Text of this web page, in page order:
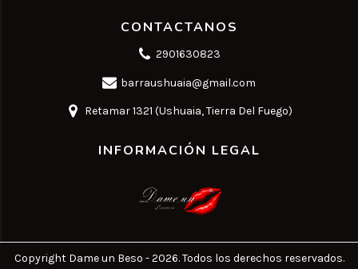
CONTACTANOS
2901630823
barraushuaia@gmail.com
Retamar 1321 (Ushuaia, Tierra Del Fuego)
INFORMACIÓN LEGAL
Copyright Dame un Beso - 2026. Todos los derechos reservados.